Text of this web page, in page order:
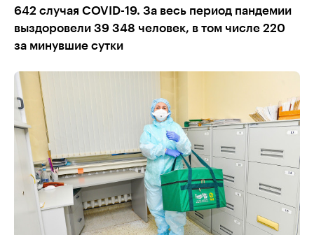
642 случая COVID-19. За весь период пандемии
выздоровели 39 348 человек, в том числе 220
за минувшие сутки